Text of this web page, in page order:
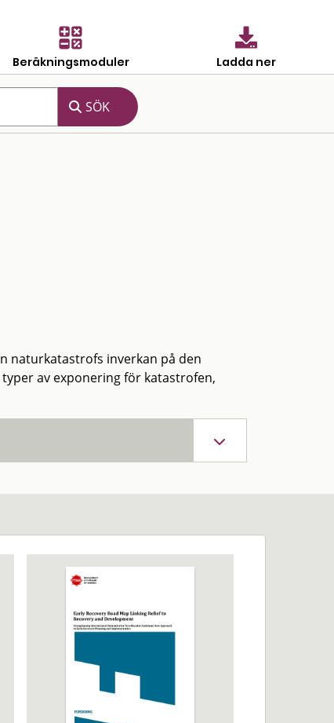
Beräkningsmoduler Ladda ner
naturkatastrofs inverkan på den
av exponering för katastrofen,